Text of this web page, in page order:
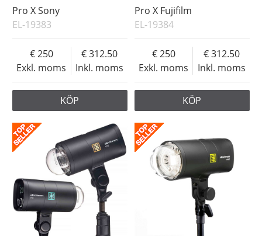
Pro X Sony
EL-19383
Exkl. moms
250
Inkl. moms
312.50
KÖP
Pro X Fujifilm
EL-19384
Exkl. moms
250
Inkl. moms
312.50
KÖP